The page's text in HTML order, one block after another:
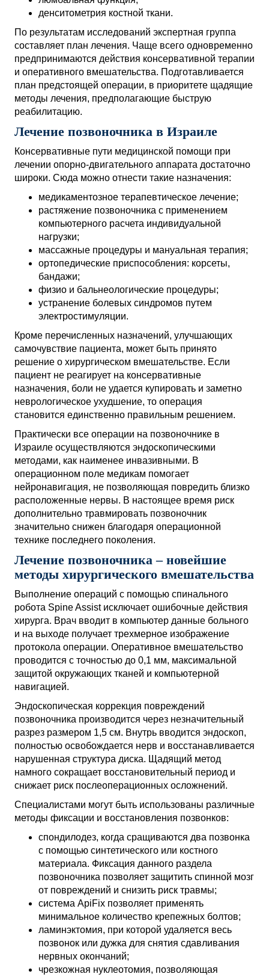
денситометрия костной ткани.
По результатам исследований экспертная группа
составляет план лечения. Чаще всего одновременно
предпринимаются действия консервативной терапии
и оперативного вмешательства. Подготавливается
план предстоящей операции, в приоритете щадящие
методы лечения, предполагающие быструю
реабилитацию.
Лечение позвоночника в Израиле
Консервативные пути медицинской помощи при
лечении опорно-двигательного аппарата достаточно
широки. Сюда можно отнести такие назначения:
медикаментозное терапевтическое лечение;
растяжение позвоночника с применением
компьютерного расчета индивидуальной
нагрузки;
массажные процедуры и мануальная терапия;
ортопедические приспособления: корсеты,
бандажи;
физио и бальнеологические процедуры;
устранение болевых синдромов путем
электростимуляции.
Кроме перечисленных назначений, улучшающих
самочувствие пациента, может быть принято
решение о хирургическом вмешательстве. Если
пациент не реагирует на консервативные
назначения, боли не удается купировать и заметно
неврологическое ухудшение, то операция
становится единственно правильным решением.
Практически все операции на позвоночнике в
Израиле осуществляются эндоскопическими
методами, как наименее инвазивными. В
операционном поле медикам помогает
нейронавигация, не позволяющая повредить близко
расположенные нервы. В настоящее время риск
дополнительно травмировать позвоночник
значительно снижен благодаря операционной
технике последнего поколения.
Лечение позвоночника – новейшие
методы хирургического вмешательства
Выполнение операций с помощью спинального
робота Spine Assist исключает ошибочные действия
хирурга. Врач вводит в компьютер данные больного
и на выходе получает трехмерное изображение
протокола операции. Оперативное вмешательство
проводится с точностью до 0,1 мм, максимальной
защитой окружающих тканей и компьютерной
навигацией.
Эндоскопическая коррекция повреждений
позвоночника производится через незначительный
разрез размером 1,5 см. Внутрь вводится эндоскоп,
полностью освобождается нерв и восстанавливается
нарушенная структура диска. Щадящий метод
намного сокращает восстановительный период и
снижает риск послеоперационных осложнений.
Специалистами могут быть использованы различные
методы фиксации и восстановления позвонков:
спондилодез, когда сращиваются два позвонка
с помощью синтетического или костного
материала. Фиксация данного раздела
позвоночника позволяет защитить спинной мозг
от повреждений и снизить риск травмы;
система ApiFix позволяет применять
минимальное количество крепежных болтов;
ламинэктомия, при которой удаляется весь
позвонок или дужка для снятия сдавливания
нервных окончаний;
чрезкожная нуклеотомия, позволяющая